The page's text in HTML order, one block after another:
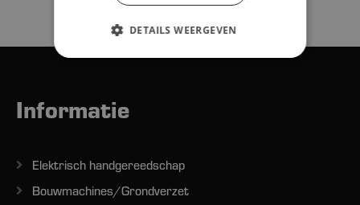
Informatie
Elektrisch handgereedschap
Bouwmachines/Grondverzet
DETAILS WEERGEVEN